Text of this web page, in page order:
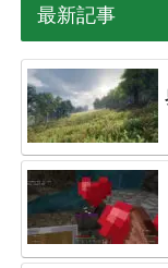
最新記事